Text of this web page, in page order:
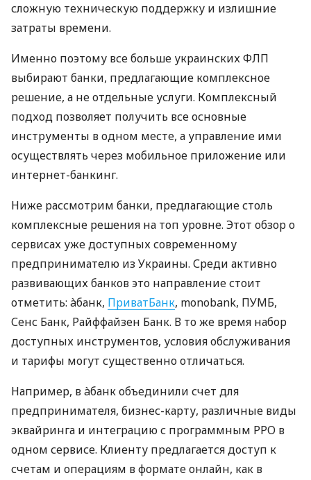
сложную техническую поддержку и излишние
затраты времени.
Именно поэтому все больше украинских ФЛП
выбирают банки, предлагающие комплексное
решение, а не отдельные услуги. Комплексный
подход позволяет получить все основные
инструменты в одном месте, а управление ими
осуществлять через мобильное приложение или
интернет-банкинг.
Ниже рассмотрим банки, предлагающие столь
комплексные решения на топ уровне. Этот обзор о
сервисах уже доступных современному
предпринимателю из Украины. Среди активно
развивающих банков это направление стоит
отметить: àбанк, ПриватБанк, monobank, ПУМБ,
Сенс Банк, Райффайзен Банк. В то же время набор
доступных инструментов, условия обслуживания
и тарифы могут существенно отличаться.
Например, в àбанк объединили счет для
предпринимателя, бизнес-карту, различные виды
эквайринга и интеграцию с программным РРО в
одном сервисе. Клиенту предлагается доступ к
счетам и операциям в формате онлайн, как в